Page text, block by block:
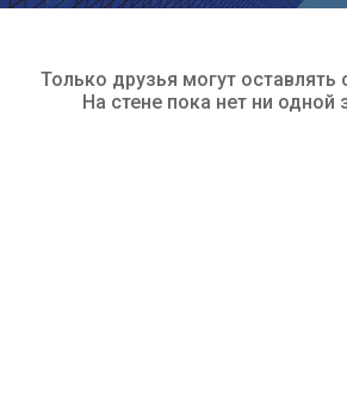
Только друзья могут оставлять
На стене пока нет ни одной